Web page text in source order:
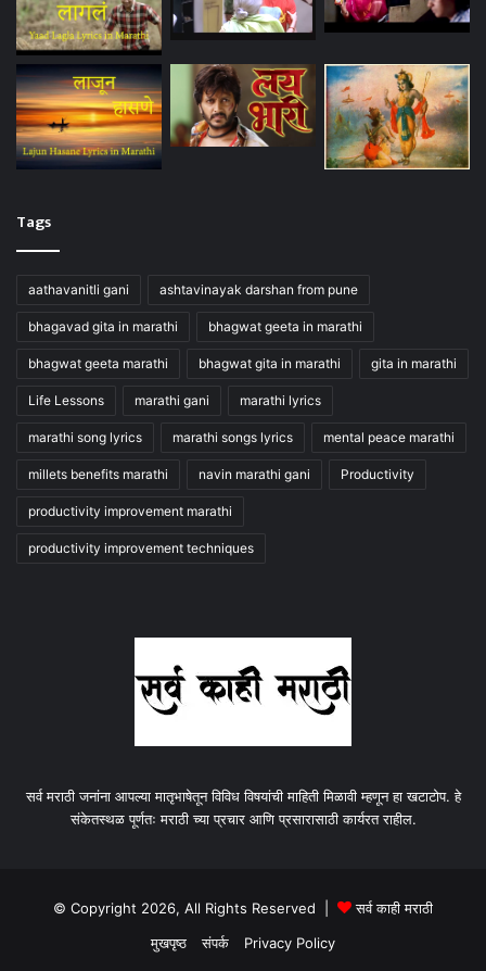
Tags
aathavanitli gani ashtavinayak darshan from pune
bhagavad gita in marathi bhagwat geeta in marathi
bhagwat geeta marathi bhagwat gita in marathi gita in marathi
Life Lessons marathi gani marathi lyrics
marathi song lyrics marathi songs lyrics mental peace marathi
millets benefits marathi navin marathi gani Productivity
productivity improvement marathi
productivity improvement techniques
सर्व मराठी जनांना आपल्या मातृभाषेतून विविध विषयांची माहिती मिळावी म्हणून हा खटाटोप. हे
संकेतस्थळ पूर्णतः मराठी च्या प्रचार आणि प्रसारासाठी कार्यरत राहील.
© Copyright 2026, All Rights Reserved |
सर्व काही मराठी
मुखपृष्ठ
संपर्क Privacy Policy